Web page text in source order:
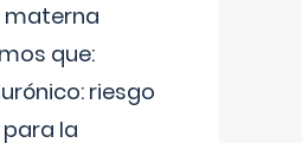
que:
riesgo
la